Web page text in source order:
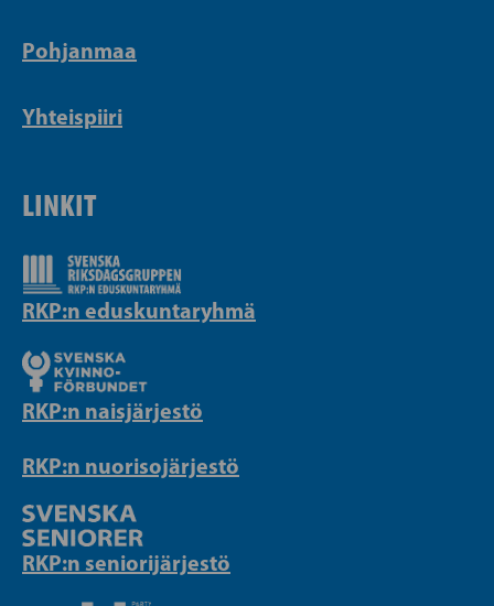
Pohjanmaa
Yhteispiiri
LINKIT
RKP:n eduskuntaryhmä
RKP:n naisjärjestö
RKP:n nuorisojärjestö
RKP:n seniorijärjestö